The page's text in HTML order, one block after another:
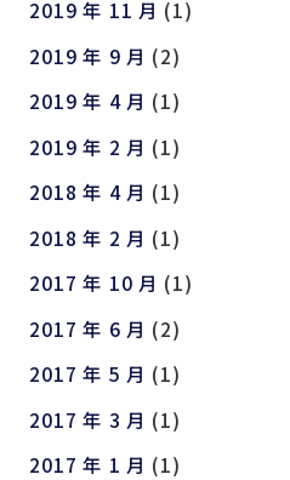
2019 年 11 月 (1)
2019 年 9 月 (2)
2019 年 4 月 (1)
2019 年 2 月 (1)
2018 年 4 月 (1)
2018 年 2 月 (1)
2017 年 10 月 (1)
2017 年 6 月 (2)
2017 年 5 月 (1)
2017 年 3 月 (1)
2017 年 1 月 (1)